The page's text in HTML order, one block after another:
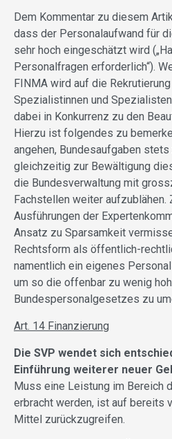
Dem Kommentar zu diesem
dass der Personalaufwand für
sehr hoch eingeschätzt wird
Personalfragen erforderlich“).
FINMA wird auf die
Spezialistinnen und
dabei in Konkurrenz zu den
Hierzu ist folgendes zu
angehen, Bundesaufgaben
gleichzeitig zur Bewältigung
die Bundesverwaltung mit
Fachstellen weiter
Ausführungen der
Ansatz zu Sparsamkeit
Rechtsform als öffentlich-
namentlich ein eigenes
um so die offenbar zu wenig
Bundespersonalgesetzes zu
Art. 14 Finanzierung
Die SVP wendet sich
Einführung weiterer neuer
Muss eine Leistung im Bereich
erbracht werden, ist auf bereits
Mittel zurückzugreifen.